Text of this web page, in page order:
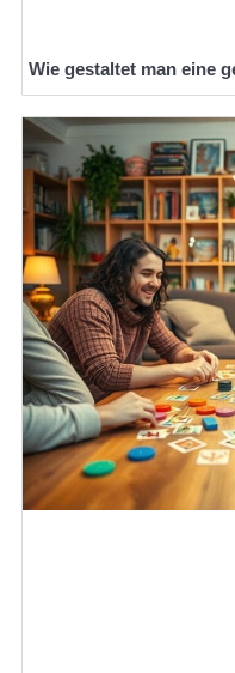
Wie gestaltet man eine